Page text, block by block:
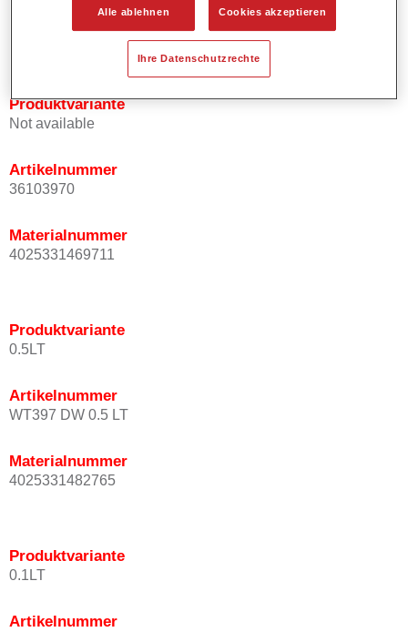
Ist sehr ergiebig.
Wird für die Reparatur von speziellen Effektfarbtönen in
Produktvariante
Not available
Artikelnummer
36103970
Materialnummer
4025331469711
Produktvariante
0.5LT
Artikelnummer
WT397 DW 0.5 LT
Materialnummer
4025331482765
Produktvariante
0.1LT
Artikelnummer
Alle ablehnen Cookies akzeptieren
Ihre Datenschutzrechte